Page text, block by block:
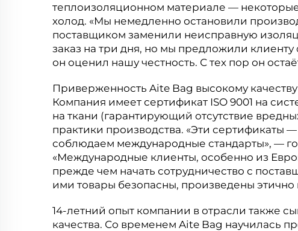
теплоизоляционном материале —
холод. «Мы немедленно остановили
поставщиком заменили неисправную
заказ на три дня, но мы предложили
он оценил нашу честность. С тех пор он
Приверженность Aite Bag высокому
Компания имеет сертификат ISO 9001 на
на ткани (гарантирующий отсутствие
практики производства. «Эти сертификаты
соблюдаем международные стандарты», —
«Международные клиенты, особенно из
прежде чем начать сотрудничество с
ими товары безопасны, произведены этично
14-летний опыт компании в отрасли также
качества. Со временем Aite Bag научилась